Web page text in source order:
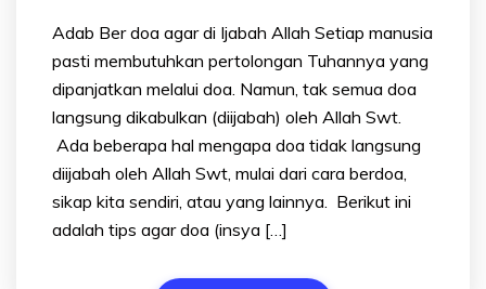
Adab Ber doa agar di Ijabah Allah Setiap manusia
pasti membutuhkan pertolongan Tuhannya yang
dipanjatkan melalui doa. Namun, tak semua doa
langsung dikabulkan (diijabah) oleh Allah Swt.
Ada beberapa hal mengapa doa tidak langsung
diijabah oleh Allah Swt, mulai dari cara berdoa,
sikap kita sendiri, atau yang lainnya. Berikut ini
adalah tips agar doa (insya […]